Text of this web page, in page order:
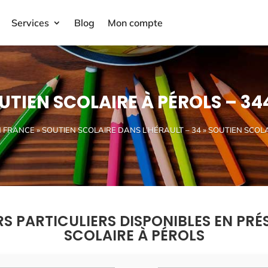
Services Blog Mon compte
SCOLAIRE À PÉROLS –
FRANCE»SOUTIEN SCOLAIRE DANS L’HÉRAULT – 34» SOUTIEN
PARTICULIERS DISPONIBLES EN
SCOLAIRE À PÉROLS